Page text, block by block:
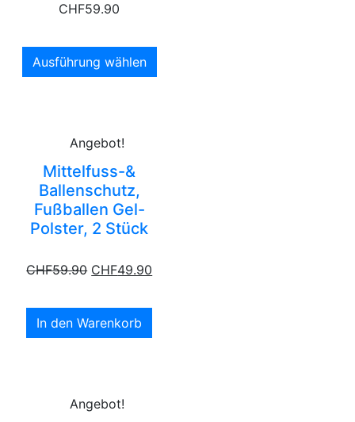
CHF59.90
Ausführung wählen
Angebot!
Mittelfuss-&
Ballenschutz,
Fußballen Gel-
Polster, 2 Stück
CHF59.90 CHF49.90
In den Warenkorb
Angebot!